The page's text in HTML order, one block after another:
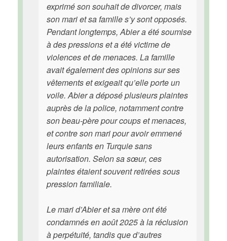
exprimé son souhait de divorcer, mais
son mari et sa famille s’y sont opposés.
Pendant longtemps, Abier a été soumise
à des pressions et a été victime de
violences et de menaces. La famille
avait également des opinions sur ses
vêtements et exigeait qu’elle porte un
voile. Abier a déposé plusieurs plaintes
auprès de la police, notamment contre
son beau-père pour coups et menaces,
et contre son mari pour avoir emmené
leurs enfants en Turquie sans
autorisation. Selon sa sœur, ces
plaintes étaient souvent retirées sous
pression familiale.
Le mari d’Abier et sa mère ont été
condamnés en août 2025 à la réclusion
à perpétuité, tandis que d’autres